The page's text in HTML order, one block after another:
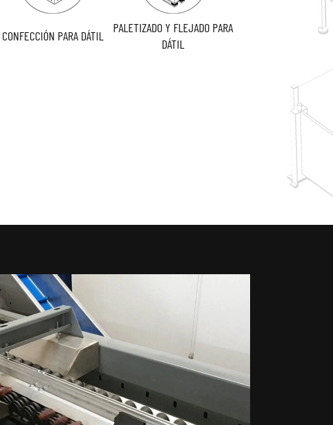
CONFECCIÓN PARA DÁTIL
PALETIZADO Y FLEJADO PARA
DÁTIL